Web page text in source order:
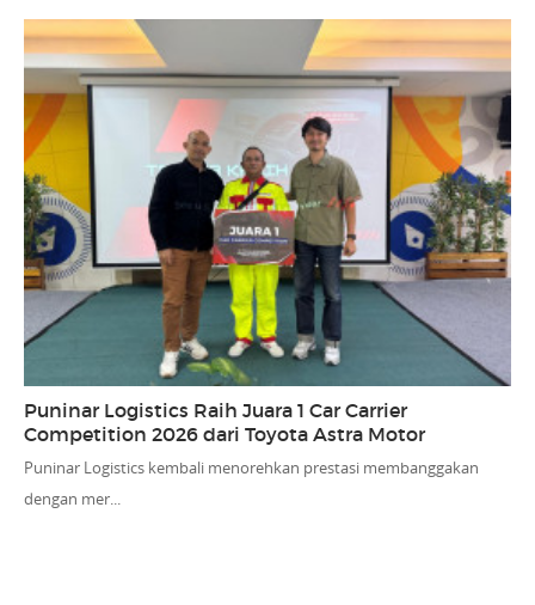
Puninar Logistics Raih Juara 1 Car Carrier
Competition 2026 dari Toyota Astra Motor
Puninar Logistics kembali menorehkan prestasi membanggakan
dengan mer...